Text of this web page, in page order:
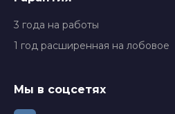
3 года на работы
1 год расширенная на лобовое
Мы в соцсетях